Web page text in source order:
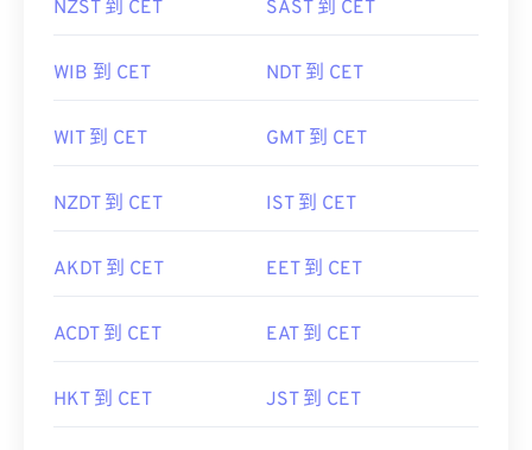
NZST 到 CET SAST 到 CET
WIB 到 CET NDT 到 CET
WIT 到 CET GMT 到 CET
NZDT 到 CET IST 到 CET
AKDT 到 CET EET 到 CET
ACDT 到 CET EAT 到 CET
HKT 到 CET JST 到 CET